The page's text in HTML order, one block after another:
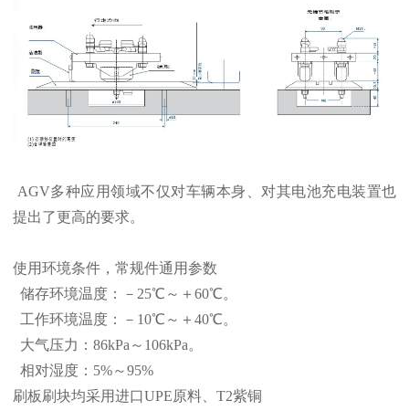
AGV多种应用领域不仅对车辆本身、对其电池充电装置也
提出了更高的要求。
使用环境条件，常规件通用参数
储存环境温度：－25℃～＋60℃。
工作环境温度：－10℃～＋40℃。
大气压力：86kPa～106kPa。
相对湿度：5%～95%
刷板刷块均采用进口UPE原料、T2紫铜